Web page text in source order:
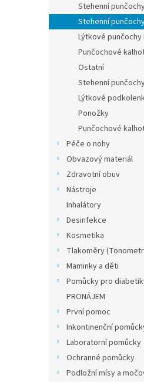
e
l
Stehenní
Stehenní
Lýtkové
Punčochové
Ostatní
Stehenní
Lýtkové
Ponožky
Punčochové
Péče o nohy
Obvazový materiál
Zdravotní obuv
Nástroje
Inhalátory
Desinfekce
Kosmetika
Tlakoměry
Maminky a děti
Pomůcky pro
PRONÁJEM
První pomoc
Inkontinenční
Laboratorní pomůcky
Ochranné pomůcky
Podložní mísy a